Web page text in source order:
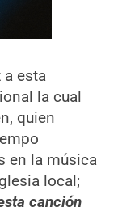
a esta
la cual
quien
en la música
local;
canción